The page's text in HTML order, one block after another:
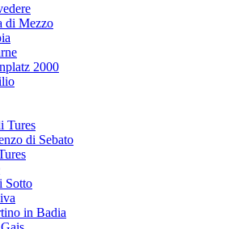
di Mezzo
2000
Tures
di Sebato
Sotto
in Badia